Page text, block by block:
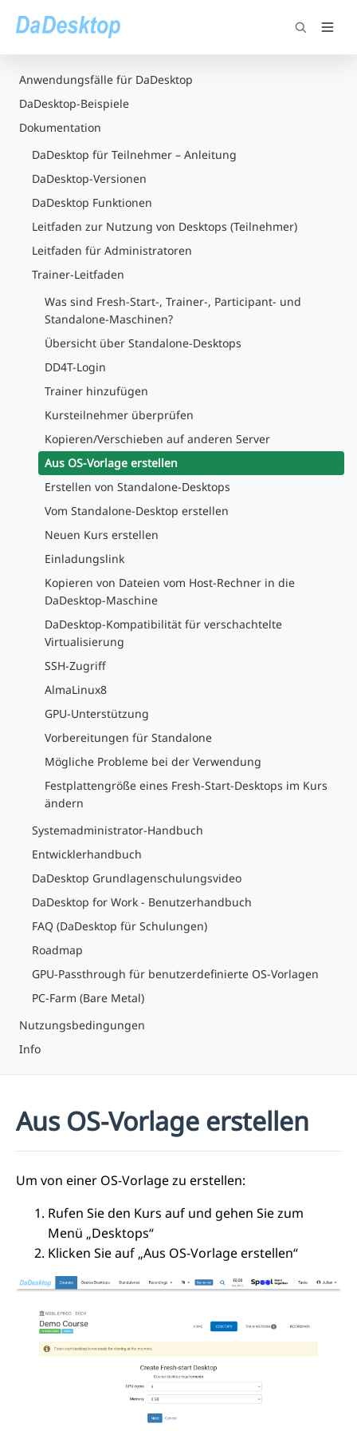
Anwendungsfälle für DaDesktop
DaDesktop-Beispiele
Dokumentation
DaDesktop für Teilnehmer – Anleitung
DaDesktop-Versionen
DaDesktop Funktionen
Leitfaden zur Nutzung von Desktops (Teilnehmer)
Leitfaden für Administratoren
Trainer-Leitfaden
Was sind Fresh-Start-, Trainer-, Participant- und
Standalone-Maschinen?
Übersicht über Standalone-Desktops
DD4T-Login
Trainer hinzufügen
Kursteilnehmer überprüfen
Kopieren/Verschieben auf anderen Server
Aus OS-Vorlage erstellen
Erstellen von Standalone-Desktops
Vom Standalone-Desktop erstellen
Neuen Kurs erstellen
Einladungslink
Kopieren von Dateien vom Host-Rechner in die
DaDesktop-Maschine
DaDesktop-Kompatibilität für verschachtelte
Virtualisierung
SSH-Zugriff
AlmaLinux8
GPU-Unterstützung
Vorbereitungen für Standalone
Mögliche Probleme bei der Verwendung
Festplattengröße eines Fresh-Start-Desktops im Kurs
ändern
Systemadministrator-Handbuch
Entwicklerhandbuch
DaDesktop Grundlagenschulungsvideo
DaDesktop for Work - Benutzerhandbuch
FAQ (DaDesktop für Schulungen)
Roadmap
GPU-Passthrough für benutzerdefinierte OS-Vorlagen
PC-Farm (Bare Metal)
Nutzungsbedingungen
Info
Aus OS-Vorlage erstellen
Um von einer OS-Vorlage zu erstellen:
Rufen Sie den Kurs auf und gehen Sie zum
Menü „Desktops“
Klicken Sie auf „Aus OS-Vorlage erstellen“